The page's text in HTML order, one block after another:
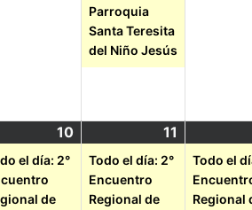
Parroquia
Santa Teresita
del Niño Jesús
10
el día: 2°
de
11
Todo el día: 2°
Encuentro
Regional de
Todo el
Regional